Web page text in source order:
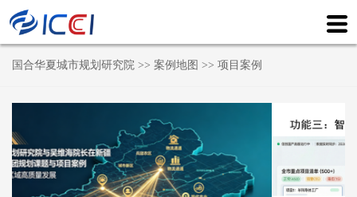
国合华夏城市规划研究院 >> 案例地图 >> 项目案例